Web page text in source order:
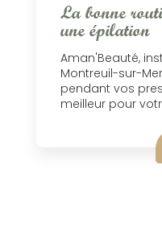
La bonne
une épilation
Aman'Beauté,
Montreuil-sur-
pendant vos
meilleur pour